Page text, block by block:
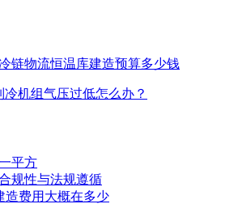
链物流恒温库建造预算多少钱
冷机组气压过低怎么办？
平方
规性与法规遵循
造费用大概在多少